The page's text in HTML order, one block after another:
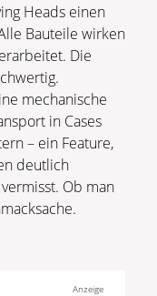
Heads einen
Bauteile wirken
Die
mechanische
in Cases
– ein Feature,
deutlich
Ob man
Anzeige